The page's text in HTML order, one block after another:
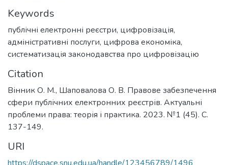
Keywords
публічні електронні реєстри, цифровізація,
адміністративні послуги, цифрова економіка,
систематизація законодавства про цифровізацію
Citation
Вінник О. М., Шаповалова О. В. Правове забезпечення
сфери публічних електронних реєстрів. Актуальні
проблеми права: теорія і практика. 2023. №1 (45). С.
137-149.
URI